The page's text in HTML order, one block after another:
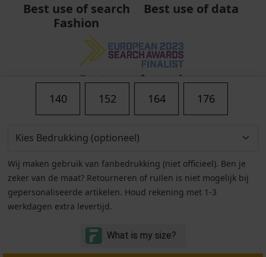
140 152 164 176
Wij maken gebruik van fanbedrukking (niet officieel). Ben je
zeker van de maat? Retourneren of ruilen is niet mogelijk bij
gepersonaliseerde artikelen. Houd rekening met 1-3
werkdagen extra levertijd.
Best use of search
Fashion
Best use of data
Best use of search
Fashion
Algemene voorwaarden | Privacy
© Copyright 2011 - 2026 Soccerfanshop